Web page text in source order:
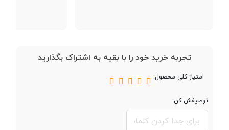
سیستم عامل
نسخه سیستم
عامل
تجربه خرید خود را با بقیه به اشتراک بگذارید
امتیاز کلی محصول:
توصیفش کن: